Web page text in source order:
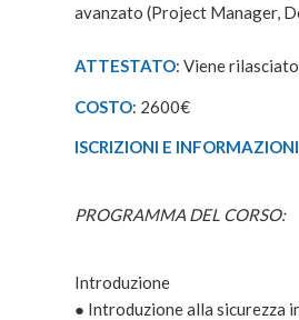
avanzato (Project Manager,
ATTESTATO: Viene
COSTO: 2600€
ISCRIZIONI E INFORMAZIONI
PROGRAMMA DEL CORSO:
Introduzione
● Introduzione alla sicurezza